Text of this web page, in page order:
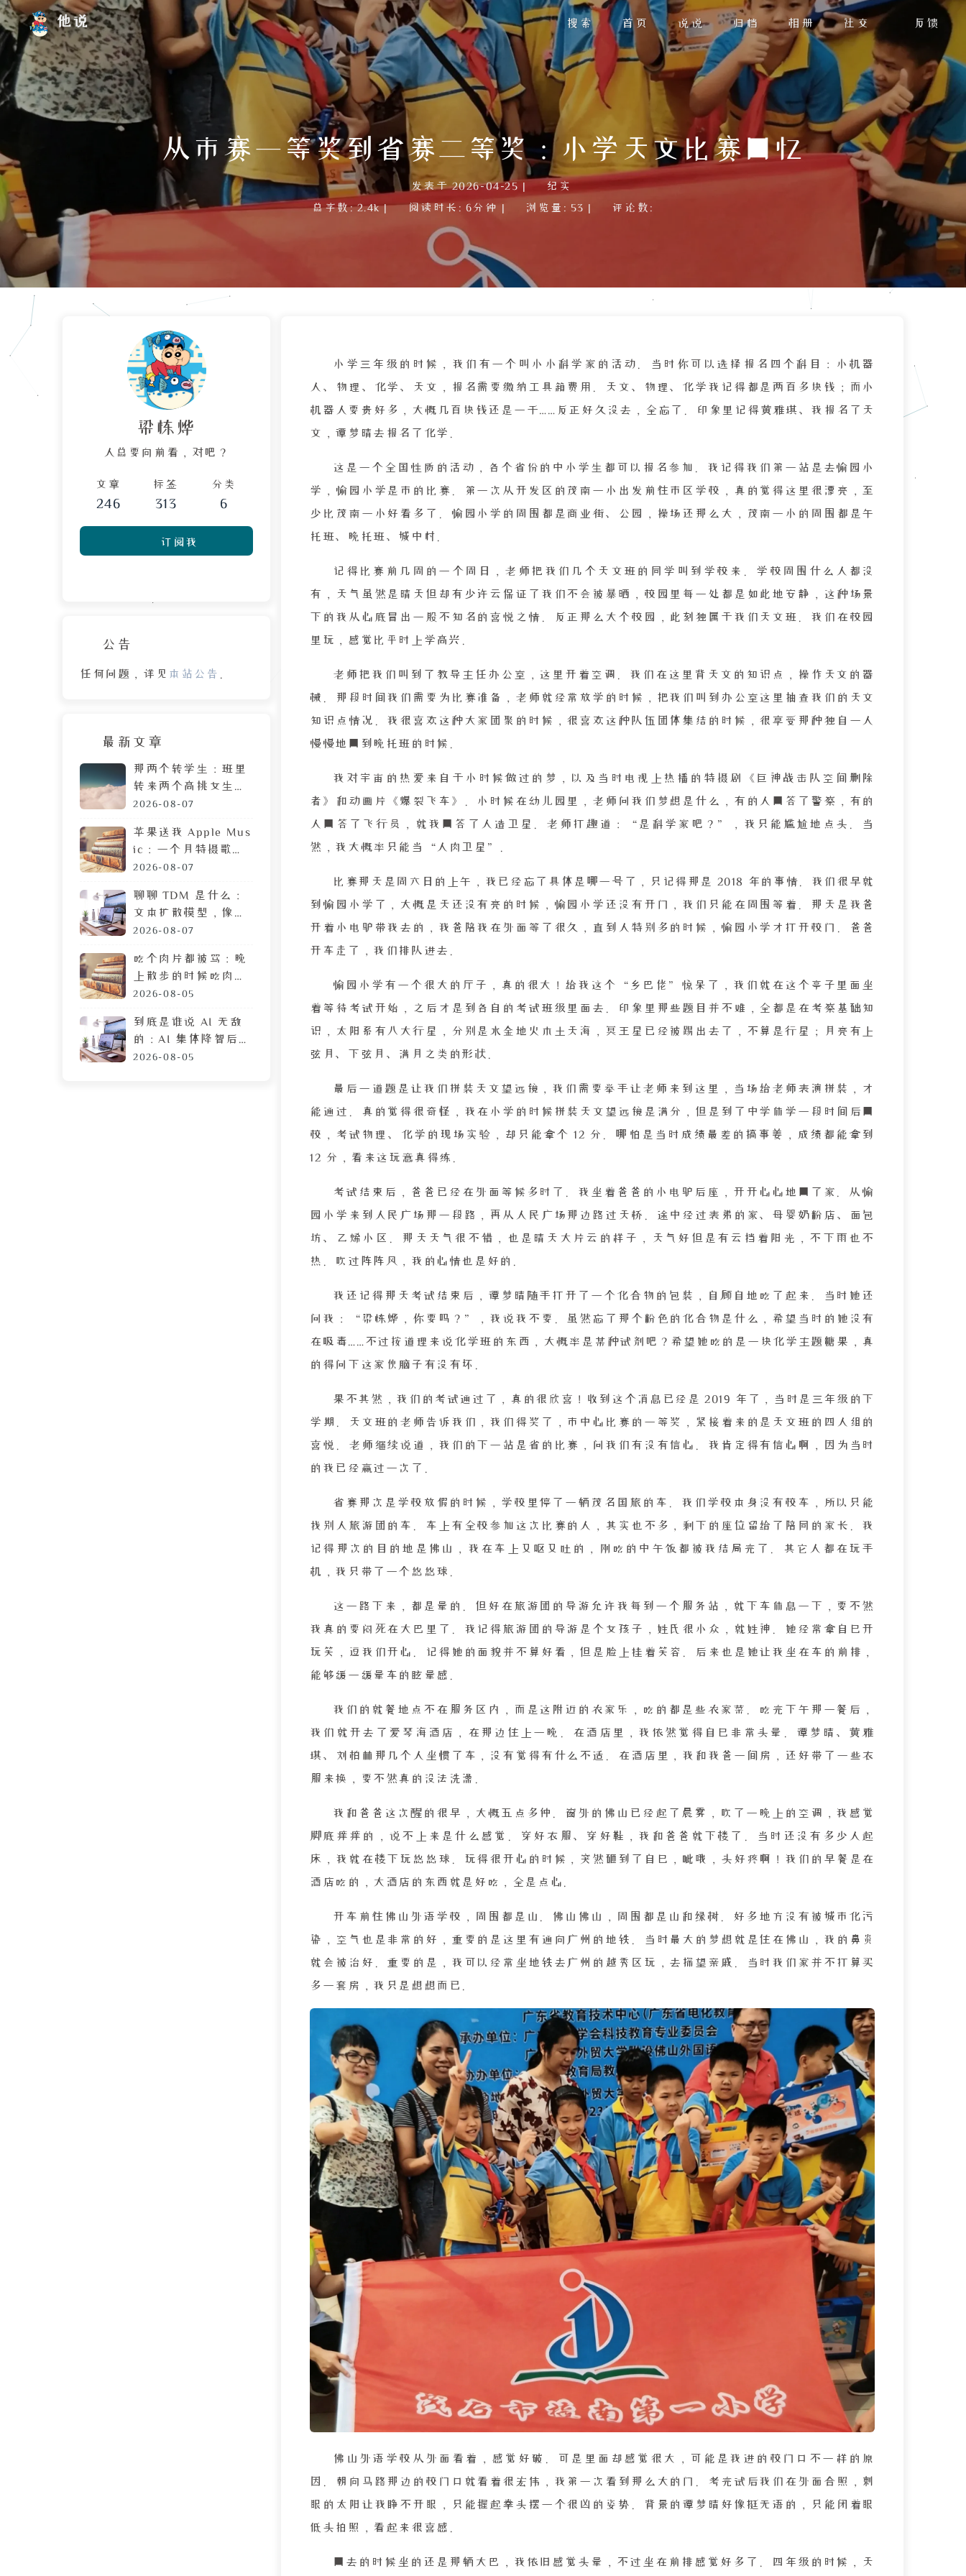
他说 搜索 首页 说说 归档 相册 社交 反馈
从市赛一等奖到省赛二等奖：小学天文比赛回忆
发表于 2026-04-25 |
纪实
总字数: 2.4k | 阅读时长: 6分钟 | 浏览量: 53 | 评论数:
小学三年级的时候，我们有一个叫小小科学家的活动。当时你可以选择报名四个科目：小机器
人、物理、化学、天文，报名需要缴纳工具箱费用。天文、物理、化学我记得都是两百多块钱；而小
机器人要贵好多，大概几百块钱还是一千……反正好久没去，全忘了。印象里记得黄雅琪、我报名了天
文，谭梦晴去报名了化学。
这是一个全国性质的活动，各个省份的中小学生都可以报名参加。我记得我们第一站是去愉园小
学，愉园小学是市的比赛。第一次从开发区的茂南一小出发前往市区学校，真的觉得这里很漂亮，至
少比茂南一小好看多了。愉园小学的周围都是商业街、公园，操场还那么大，茂南一小的周围都是午
托班、晚托班、城中村。
记得比赛前几周的一个周日，老师把我们几个天文班的同学叫到学校来。学校周围什么人都没
有，天气虽然是晴天但却有少许云保证了我们不会被暴晒，校园里每一处都是如此地安静，这种场景
下的我从心底冒出一股不知名的喜悦之情。反正那么大个校园，此刻独属于我们天文班。我们在校园
里玩，感觉比平时上学高兴。
老师把我们叫到了教导主任办公室，这里开着空调。我们在这里背天文的知识点，操作天文的器
械。那段时间我们需要为比赛准备，老师就经常放学的时候，把我们叫到办公室这里抽查我们的天文
知识点情况。我很喜欢这种大家团聚的时候，很喜欢这种队伍团体集结的时候，很享受那种独自一人
慢慢地回到晚托班的时候。
我对宇宙的热爱来自于小时候做过的梦，以及当时电视上热播的特摄剧《巨神战击队空间删除
者》和动画片《爆裂飞车》。小时候在幼儿园里，老师问我们梦想是什么，有的人回答了警察，有的
人回答了飞行员，就我回答了人造卫星。老师打趣道：“是科学家吧？”，我只能尴尬地点头。当
然，我大概率只能当“人肉卫星”。
比赛那天是周六日的上午，我已经忘了具体是哪一号了，只记得那是 2018 年的事情。我们很早就
到愉园小学了，大概是天还没有亮的时候，愉园小学还没有开门，我们只能在周围等着。那天是我爸
开着小电驴带我去的，我爸陪我在外面等了很久，直到人特别多的时候，愉园小学才打开校门。爸爸
开车走了，我们排队进去。
愉园小学有一个很大的厅子，真的很大！给我这个“乡巴佬”惊呆了，我们就在这个亭子里面坐
着等待考试开始，之后才是到各自的考试班级里面去。印象里那些题目并不难，全都是在考察基础知
识，太阳系有八大行星，分别是水金地火木土天海，冥王星已经被踢出去了，不算是行星；月亮有上
弦月、下弦月、满月之类的形状。
最后一道题是让我们拼装天文望远镜，我们需要举手让老师来到这里，当场给老师表演拼装，才
能通过。真的觉得很奇怪，我在小学的时候拼装天文望远镜是满分，但是到了中学休学一段时间后回
校，考试物理、化学的现场实验，却只能拿个 12 分。哪怕是当时成绩最差的搞事姜，成绩都能拿到
12 分，看来这玩意真得练。
考试结束后，爸爸已经在外面等候多时了。我坐着爸爸的小电驴后座，开开心心地回了家。从愉
园小学来到人民广场那一段路，再从人民广场那边路过天桥。途中经过表弟的家、母婴奶粉店、面包
坊、乙烯小区。那天天气很不错，也是晴天大片云的样子，天气好但是有云挡着阳光，不下雨也不
热。吹过阵阵风，我的心情也是好的。
我还记得那天考试结束后，谭梦晴随手打开了一个化合物的包装，自顾自地吃了起来。当时她还
问我：“梁栋烨，你要吗？”，我说我不要。虽然忘了那个粉色的化合物是什么，希望当时的她没有
在吸毒……不过按道理来说化学班的东西，大概率是某种试剂吧？希望她吃的是一块化学主题糖果，真
的得问下这家伙脑子有没有坏。
果不其然，我们的考试通过了，真的很欣喜！收到这个消息已经是 2019 年了，当时是三年级的下
学期。天文班的老师告诉我们，我们得奖了，市中心比赛的一等奖，紧接着来的是天文班的四人组的
喜悦。老师继续说道，我们的下一站是省的比赛，问我们有没有信心。我肯定得有信心啊，因为当时
的我已经赢过一次了。
省赛那次是学校放假的时候，学校里停了一辆茂名国旅的车。我们学校本身没有校车，所以只能
找别人旅游团的车。车上有全校参加这次比赛的人，其实也不多，剩下的座位留给了陪同的家长。我
记得那次的目的地是佛山，我在车上又呕又吐的，刚吃的中午饭都被我结局完了。其它人都在玩手
机，我只带了一个悠悠球。
这一路下来，都是晕的。但好在旅游团的导游允许我每到一个服务站，就下车休息一下，要不然
我真的要闷死在大巴里了。我记得旅游团的导游是个女孩子，姓氏很小众，就姓神。她经常拿自己开
玩笑，逗我们开心。记得她的面貌并不算好看，但是脸上挂着笑容。后来也是她让我坐在车的前排，
能够缓一缓晕车的眩晕感。
我们的就餐地点不在服务区内，而是这附近的农家乐，吃的都是些农家菜。吃完下午那一餐后，
我们就开去了爱琴海酒店，在那边住上一晚。在酒店里，我依然觉得自己非常头晕。谭梦晴、黄雅
琪、刘柏林那几个人坐惯了车，没有觉得有什么不适。在酒店里，我和我爸一间房，还好带了一些衣
服来换，要不然真的没法洗澡。
我和爸爸这次醒的很早，大概五点多钟。窗外的佛山已经起了晨雾，吹了一晚上的空调，我感觉
脚底痒痒的，说不上来是什么感觉。穿好衣服、穿好鞋，我和爸爸就下楼了。当时还没有多少人起
床，我就在楼下玩悠悠球。玩得很开心的时候，突然砸到了自己，呲哦，头好疼啊！我们的早餐是在
酒店吃的，大酒店的东西就是好吃，全是点心。
开车前往佛山外语学校，周围都是山。佛山佛山，周围都是山和绿树。好多地方没有被城市化污
染，空气也是非常的好，重要的是这里有通向广州的地铁。当时最大的梦想就是住在佛山，我的鼻炎
就会被治好。重要的是，我可以经常坐地铁去广州的越秀区玩，去探望亲戚。当时我们家并不打算买
多一套房，我只是想想而已。
佛山外语学校从外面看着，感觉好破。可是里面却感觉很大，可能是我进的校门口不一样的原
因。朝向马路那边的校门口就看着很宏伟，我第一次看到那么大的门。考完试后我们在外面合照，刺
眼的太阳让我睁不开眼，只能握起拳头摆一个很凶的姿势。背景的谭梦晴好像挺无语的，只能闭着眼
低头拍照，看起来很喜感。
回去的时候坐的还是那辆大巴，我依旧感觉头晕，不过坐在前排感觉好多了。四年级的时候，天
梁栋烨
人总要向前看，对吧？
文章
246
标签
313
分类
6
订阅我
公告
任何问题，详见 本站公告
最新文章
那两个转学生：班里
转来两个高挑女生，
拷贝 MP3 居然是喜
2026-08-07
苹果送我 Apple Mus
ic：一个月特摄歌曲
搜索体验，让我果断
2026-08-07
聊聊 TDM 是什么：
文本扩散模型，像生
成图片一样生成文章
2026-08-07
吃个肉片都被骂：晚
上散步的时候吃肉
脯，遭陌生人鄙视的
2026-08-05
到底是谁说 AI 无敌
的：AI 集体降智后，
DeepSeek 让我彻底
2026-08-05